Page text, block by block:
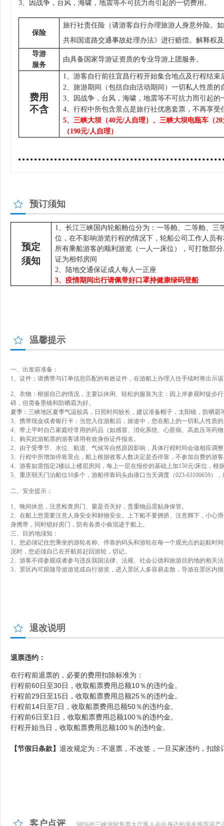
3、因战争，台风，海啸，地震等不可抗力而引起的一切费用。
保险
旅行社责任险（请游客自行办理旅游人身意外险。
共和国道路交通事故处理办法》进行赔偿。解释权
导游
服务
由具备国家导游证资质的专业导游上团服务 。
费用
不含
1、 游客自行前往宜昌行程开始集合地点及行程结束
2、 旅游期间（包括自由活动期间）一切私人性质
3、 因战争，台风，海啸，地震等不可抗力而引起的
4、 行程中所包含景点是旅行社优惠套票，不再享
5、 三峡大坝（40元/人自理） 、 三峡大坝电瓶车 （
（190元/人自理）
预订须知
预定
须知
1、 长江三峡国内轮船舱位分为：一等舱、二等舱、
位，在不影响游览行程的情况下，轮船公司工作人员
所有乘船游客的顺利游览（一人一床位），可打散部
证为相邻房间
2、
陆地交通保证成人每人一正座
3、 疫情期间出行请佩带好口罩持健康绿码登船
温馨提示
一、出发前准备：
1、证件：请携带与订单信息匹配的有效证件，在游船上办理入住手续时将出示
2、衣物：根据自己的情况，主要以休闲、轻松的服装为主；因上岸参观时徒步
碍，但需备墨镜和防晒霜为好。
夏季：三峡地区夏季气温较高，日照时间较长，建议准备帽子，太阳镜，防晒霜
3、携带现金或者银行卡：当您入住游船后，旅途中，您在船上的一切私人性质
4、带上平时自己家庭经常用的药品（如感冒、消化系统、心脏病、高血压等药
1、购买此游船票的游客请用有效身份证件报名。
2、由于受季节、水位、航道、气候等自然原因影响，具体行程时间会做相应调
3、行程中所增加停靠景点，船上根据收客人数决定是否停靠，不参加自费的游
4、游客如需指定2楼以上楼层房间，每上一层在报价的基础上加150元/床位，
5、重庆朝天门泊船位10多个，游船停靠码头由港口当天调度（023-63100659
二、安全提示：
1、晚间休息，注意检查房门、窗是否关好，贵重物品需贴身保管。
2、在船上您需要注意人身安全和财物安全。上下船不要拥挤、注意脚下，小心
身携带，同时锁好房门，防有各类小偷混迹于船上。
三、目的地须知：
1、您必须记住您乘坐的游轮名称、停靠的码头和游轮在每一个观光点的起航时
况时，您必须自己在开航前赶回游轮，切记。
2、游客不得参观或者参与违反我国法律、法规、社会公德和旅游目的地的相关
3、景区内可跟随导游游览或自行游览，进入景区人多容易走散，导游在景区内
退改说明
退票违约：
在行程前退票的，必要的费用扣除标准为：
行程前60日至30日，收取船票费用总额10％的违约金。
行程前29日至15日，收取船票费用总额25％的违约金。
行程前14日至7日，收取船票费用总额50％的违约金。
行程前6日至1日，收取船票费用总额100％的违约金。
行程开始当日，收取船票费用总额100％的违约金。
【节假日条款】 退改规定为：不退票，不改签，一旦买家违约，扣
客户点评 98%的三峡游轮售票大厅客人会向身边的亲友推荐该产